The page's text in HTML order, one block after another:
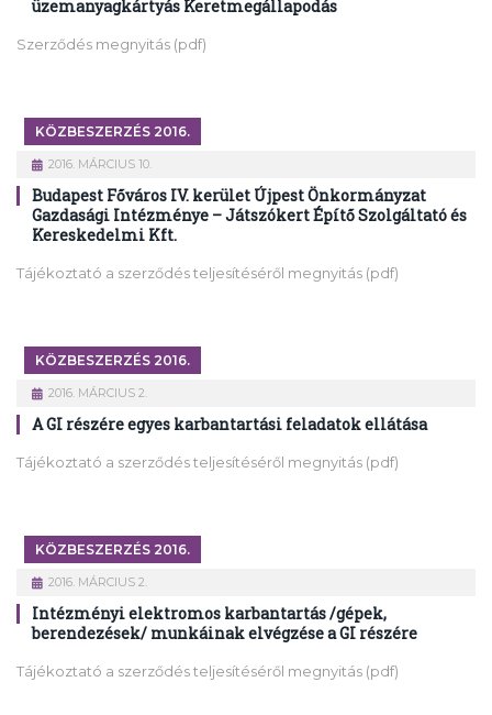
üzemanyagkártyás Keretmegállapodás
Szerződés megnyitás (pdf)
KÖZBESZERZÉS 2016.
2016. MÁRCIUS 10.
Budapest Főváros IV. kerület Újpest Önkormányzat
Gazdasági Intézménye – Játszókert Építő Szolgáltató és
Kereskedelmi Kft.
Tájékoztató a szerződés teljesítéséről megnyitás (pdf)
KÖZBESZERZÉS 2016.
2016. MÁRCIUS 2.
A GI részére egyes karbantartási feladatok ellátása
Tájékoztató a szerződés teljesítéséről megnyitás (pdf)
KÖZBESZERZÉS 2016.
2016. MÁRCIUS 2.
Intézményi elektromos karbantartás /gépek,
berendezések/ munkáinak elvégzése a GI részére
Tájékoztató a szerződés teljesítéséről megnyitás (pdf)